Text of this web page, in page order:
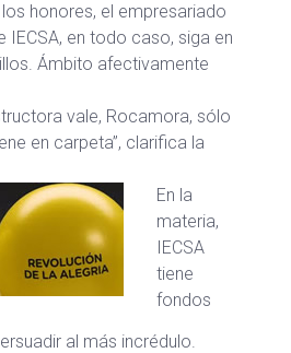
honores, el empresariado
IECSA, en todo caso, siga en
Ámbito afectivamente
vale, Rocamora, sólo
en carpeta”, clarifica la
En la
materia,
IECSA
tiene
fondos
al más incrédulo.